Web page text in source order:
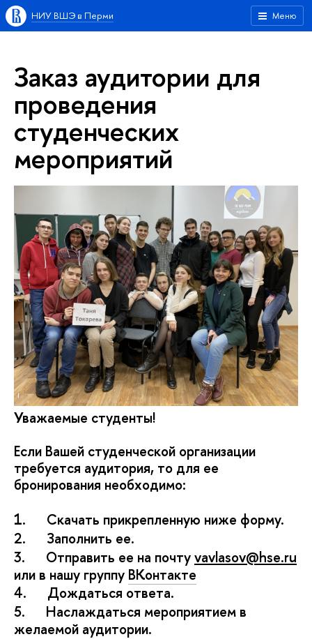
Меню
НИУ ВШЭ в Перми
Заказ аудитории для
проведения
студенческих
мероприятий
Уважаемые студенты!
Если Вашей студенческой организации
требуется аудитория, то для ее
бронирования необходимо:
1.
Скачать прикрепленную ниже форму.
2.
Заполнить ее.
3.
Отправить ее на почтуvavlasov@hse.ru
или в нашу группу ВКонтакте
4.
Дождаться ответа.
5.
Наслаждаться мероприятием в
желаемой аудитории.